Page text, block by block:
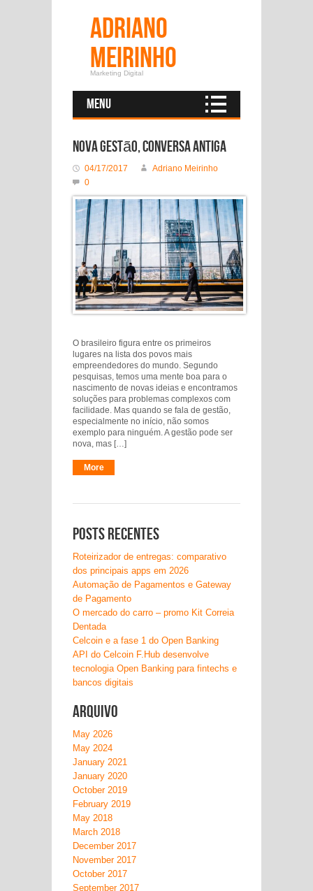
Adriano
Meirinho
Marketing Digital
Menu
Nova gestão, conversa antiga
04/17/2017
Adriano Meirinho
0
O brasileiro figura entre os primeiros
lugares na lista dos povos mais
empreendedores do mundo. Segundo
pesquisas, temos uma mente boa para o
nascimento de novas ideias e encontramos
soluções para problemas complexos com
facilidade. Mas quando se fala de gestão,
especialmente no início, não somos
exemplo para ninguém. A gestão pode ser
nova, mas […]
More
Posts recentes
Roteirizador de entregas: comparativo
dos principais apps em 2026
Automação de Pagamentos e Gateway
de Pagamento
O mercado do carro – promo Kit Correia
Dentada
Celcoin e a fase 1 do Open Banking
API do Celcoin F.Hub desenvolve
tecnologia Open Banking para fintechs e
bancos digitais
Arquivo
May 2026
May 2024
January 2021
January 2020
October 2019
February 2019
May 2018
March 2018
December 2017
November 2017
October 2017
September 2017